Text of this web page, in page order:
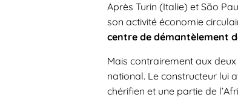
Après Turin (Italie) et São
son activité économie
centre de démantèlement
Mais contrairement aux
national. Le constructeur lui
chérifien et une partie de